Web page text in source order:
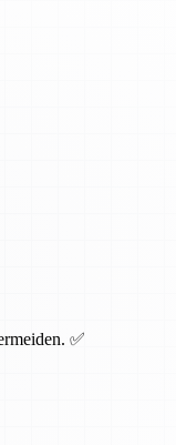
✅